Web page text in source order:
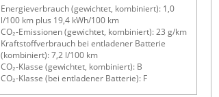
Energieverbrauch (gewichtet, kombiniert): 1,0
l/100 km plus 19,4 kWh/100 km
CO₂-Emissionen (gewichtet, kombiniert): 23 g/km
Kraftstoffverbrauch bei entladener Batterie
(kombiniert): 7,2 l/100 km
CO₂-Klasse (gewichtet, kombiniert): B
CO₂-Klasse (bei entladener Batterie): F